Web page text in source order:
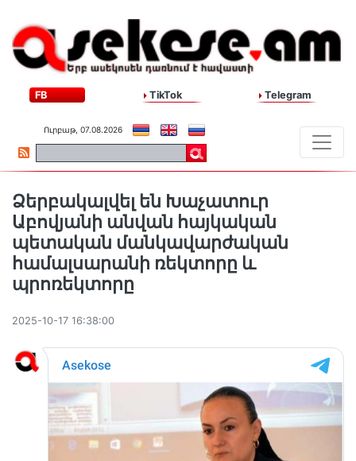
FB TikTok Telegram
Ուրբաթ, 07.08.2026
Ձերբակալվել են Խաչատուր
Աբովյանի անվան հայկական
պետական մանկավարժական
համալսարանի ռեկտորը և
պրոռեկտորը
2025-10-17 16:38:00